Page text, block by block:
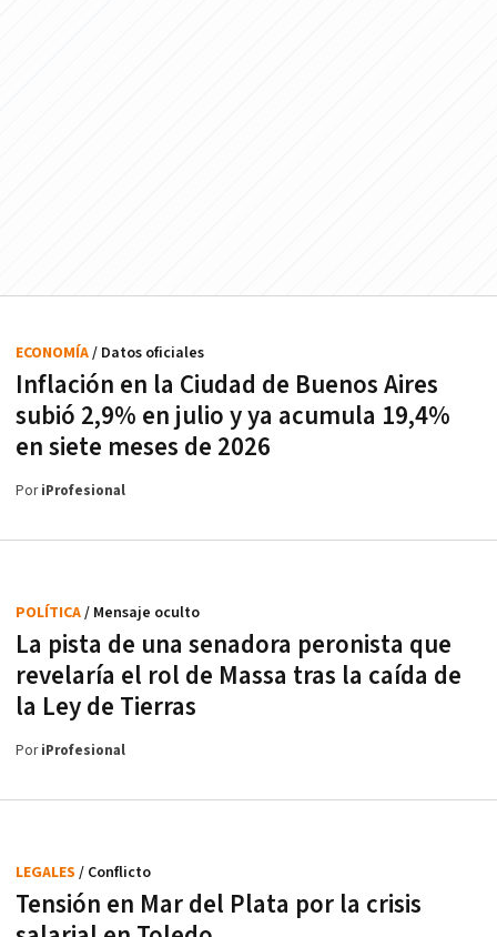
Inflación en la Ciudad de Buenos Aires
subió 2,9% en julio y ya acumula 19,4%
en siete meses de 2026
ECONOMÍA/ Datos oficiales
PoriProfesional
La pista de una senadora peronista que
revelaría el rol de Massa tras la caída de
la Ley de Tierras
POLÍTICA/ Mensaje oculto
PoriProfesional
Tensión en Mar del Plata por la crisis
LEGALES / Conflicto